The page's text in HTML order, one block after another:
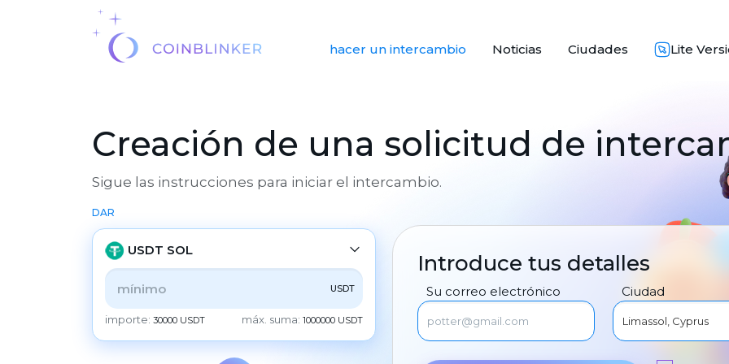
hacer un intercambio Noticias Ciudades Lite
Creación de una solicitud de
Sigue las instrucciones para iniciar el intercambio.
DAR
USDT SOL
TODOS BALANCE
CHECK CASH
USDT
importe:30000 USDT máx. suma: 1000000 USDT
Introduce tus detalles
Su correo electrónico Ciudad